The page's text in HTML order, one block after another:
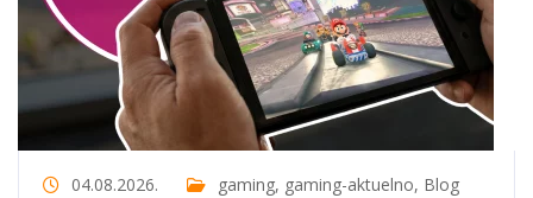
04.08.2026. gaming, gaming-aktuelno, Blog